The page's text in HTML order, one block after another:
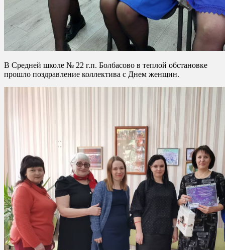
В Средней школе № 22 г.п. Болбасово в теплой обстановке
прошло поздравление коллектива с Днем женщин.